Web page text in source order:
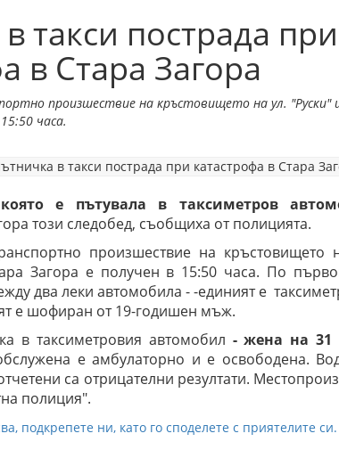
такси пострада при
в Стара Загора
произшествие на кръстовището на ул. "Руски"
часа.
е пътувала в таксиметров
този следобед, съобщиха от полицията.
произшествие на кръстовището
Загора е получен в 15:50 часа. По
два леки автомобила - -единият е
е шофиран от 19-годишен мъж.
в таксиметровия автомобил - жена на 31
е амбулаторно и е освободена.
са отрицателни резултати.
полиция".
подкрепете ни, като го споделете с приятелите си.